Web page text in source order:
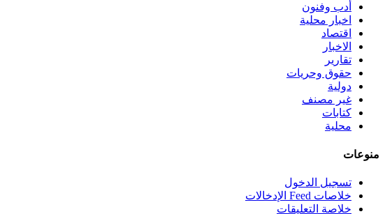
أدب وفنون
اخبار محلية
اقتصاد
الاخبار
تقارير
حقوق وحريات
دولية
غير مصنف
كتابات
محلية
منوعات
تسجيل الدخول
خلاصات Feed الإدخالات
خلاصة التعليقات